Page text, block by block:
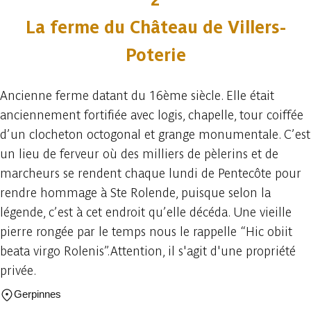
La ferme du Château de Villers-
Poterie
Ancienne ferme datant du 16ème siècle. Elle était
anciennement fortifiée avec logis, chapelle, tour coiffée
d’un clocheton octogonal et grange monumentale. C’est
un lieu de ferveur où des milliers de pèlerins et de
marcheurs se rendent chaque lundi de Pentecôte pour
rendre hommage à Ste Rolende, puisque selon la
légende, c’est à cet endroit qu’elle décéda. Une vieille
pierre rongée par le temps nous le rappelle “Hic obiit
beata virgo Rolenis”.Attention, il s'agit d'une propriété
privée.
Gerpinnes